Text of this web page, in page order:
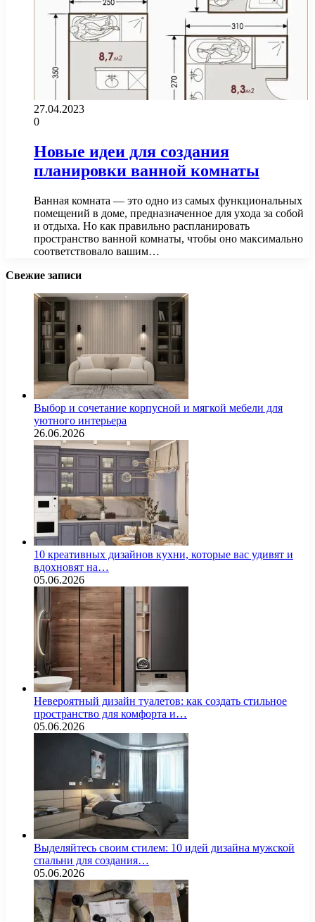
27.04.2023
0
Новые идеи для создания
планировки ванной комнаты
Ванная комната — это одно из самых функциональных
помещений в доме, предназначенное для ухода за собой
и отдыха. Но как правильно распланировать
пространство ванной комнаты, чтобы оно максимально
соответствовало вашим…
Свежие записи
Выбор и сочетание корпусной и мягкой мебели для
уютного интерьера
26.06.2026
10 креативных дизайнов кухни, которые вас удивят и
вдохновят на…
05.06.2026
Невероятный дизайн туалетов: как создать стильное
пространство для комфорта и…
05.06.2026
Выделяйтесь своим стилем: 10 идей дизайна мужской
спальни для создания…
05.06.2026